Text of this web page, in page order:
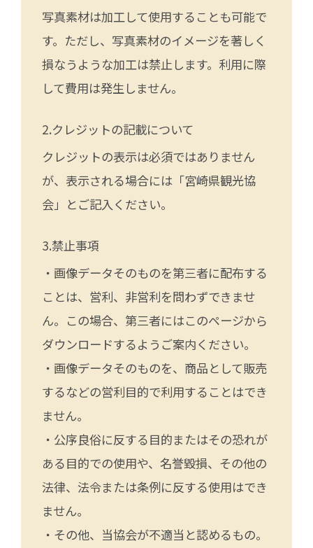
写真素材は加工して使用することも可能で
す。ただし、写真素材のイメージを著しく
損なうような加工は禁止します。利用に際
して費用は発生しません。
クレジットの記載について
クレジットの表示は必須ではありません
が、表示される場合には「宮崎県観光協
会」とご記入ください。
禁止事項
・画像データそのものを第三者に配布する
ことは、営利、非営利を問わずできませ
ん。この場合、第三者にはこのページから
ダウンロードするようご案内ください。
・画像データそのものを、商品として販売
するなどの営利目的で利用することはでき
ません。
・公序良俗に反する目的またはその恐れが
ある目的での使用や、名誉毀損、その他の
法律、法令または条例に反する使用はでき
ません。
・その他、当協会が不適当と認めるもの。